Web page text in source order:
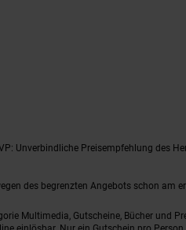
Unverbindliche Preisempfehlung des
des begrenzten Angebots schon am
Multimedia, Gutscheine, Bücher und